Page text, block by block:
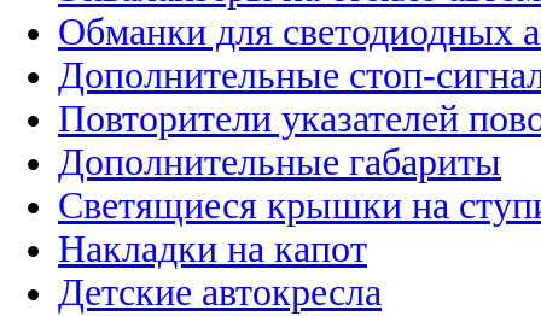
Обманки для светодиодных
Дополнительные стоп-
Повторители указателей
Дополнительные габариты
Светящиеся крышки на
Накладки на капот
Детские автокресла